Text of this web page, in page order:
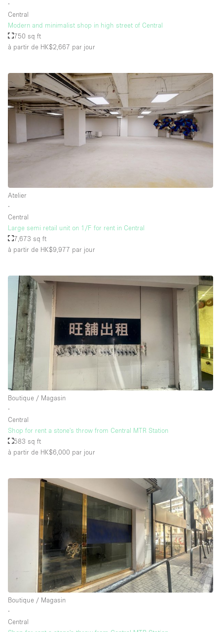
∙
Central
Modern and minimalist shop in high street of Central
750 sq ft
à partir de HK$2,667 par jour
Atelier
∙
Central
Large semi retail unit on 1/F for rent in Central
7,673 sq ft
à partir de HK$9,977 par jour
Boutique / Magasin
∙
Central
Shop for rent a stone's throw from Central MTR Station
583 sq ft
à partir de HK$6,000 par jour
Boutique / Magasin
∙
Central